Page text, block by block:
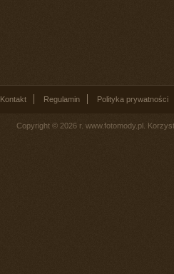
Kontakt Regulamin Polityka prywatności
Copyright © 2026 r. www.fotomody.pl.